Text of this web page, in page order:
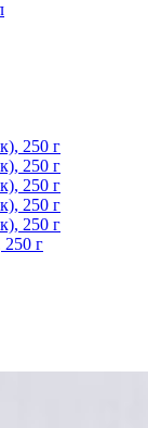
г